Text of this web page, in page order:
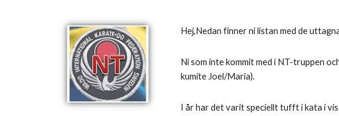
Hej,Nedan finner ni listan med de
Ni som inte kommit med i NT-truppen
kumite Joel/Maria).
I år har det varit speciellt tufft i kata i